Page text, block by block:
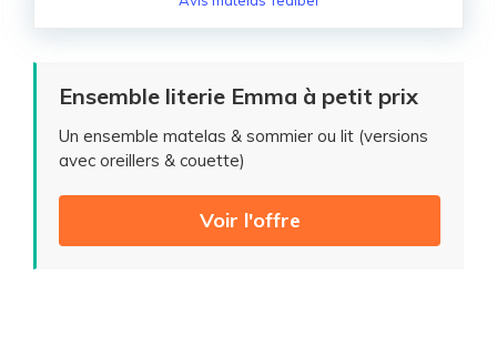
Ensemble literie Emma à petit prix
Un ensemble matelas & sommier ou lit (versions
avec oreillers & couette)
Voir l'offre